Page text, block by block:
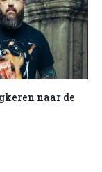
naar de